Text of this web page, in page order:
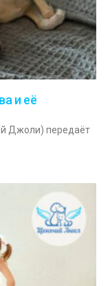
и её
Джоли) передаёт